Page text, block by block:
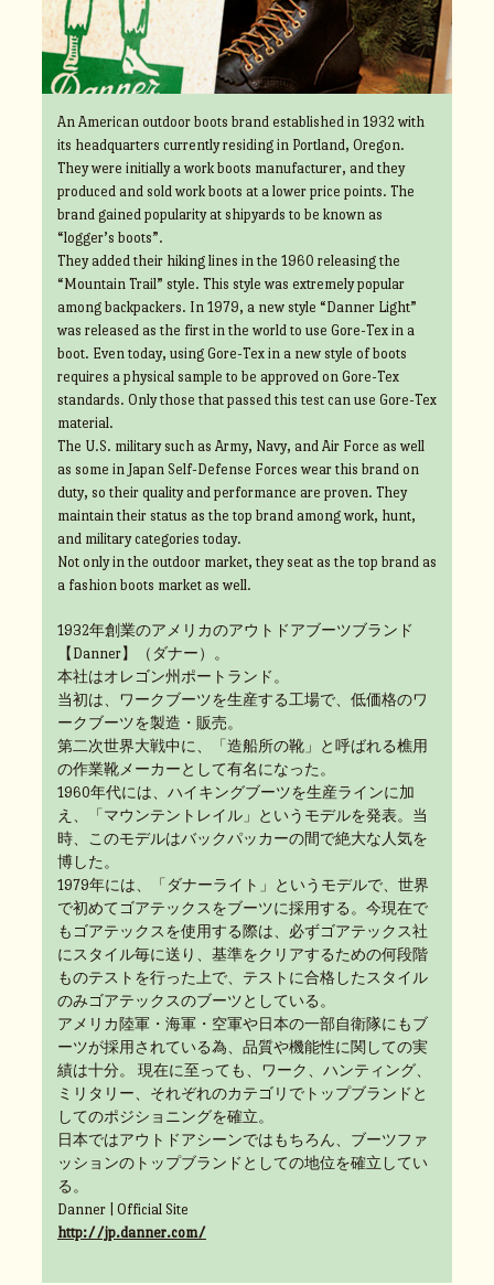
An American outdoor boots brand established in 1932 with
its headquarters currently residing in Portland, Oregon.
They were initially a work boots manufacturer, and they
produced and sold work boots at a lower price points. The
brand gained popularity at shipyards to be known as
“logger’s boots”.
They added their hiking lines in the 1960 releasing the
“Mountain Trail” style. This style was extremely popular
among backpackers. In 1979, a new style “Danner Light”
was released as the first in the world to use Gore-Tex in a
boot. Even today, using Gore-Tex in a new style of boots
requires a physical sample to be approved on Gore-Tex
standards. Only those that passed this test can use Gore-Tex
material.
The U.S. military such as Army, Navy, and Air Force as well
as some in Japan Self-Defense Forces wear this brand on
duty, so their quality and performance are proven. They
maintain their status as the top brand among work, hunt,
and military categories today.
Not only in the outdoor market, they seat as the top brand as
a fashion boots market as well.
1932年創業のアメリカのアウトドアブーツブランド
【Danner】（ダナー）。
本社はオレゴン州ポートランド。
当初は、ワークブーツを生産する工場で、低価格のワ
ークブーツを製造・販売。
第二次世界大戦中に、「造船所の靴」と呼ばれる樵用
の作業靴メーカーとして有名になった。
1960年代には、ハイキングブーツを生産ラインに加
え、「マウンテントレイル」というモデルを発表。当
時、このモデルはバックパッカーの間で絶大な人気を
博した。
1979年には、「ダナーライト」というモデルで、世界
で初めてゴアテックスをブーツに採用する。今現在で
もゴアテックスを使用する際は、必ずゴアテックス社
にスタイル毎に送り、基準をクリアするための何段階
ものテストを行った上で、テストに合格したスタイル
のみゴアテックスのブーツとしている。
アメリカ陸軍・海軍・空軍や日本の一部自衛隊にもブ
ーツが採用されている為、品質や機能性に関しての実
績は十分。 現在に至っても、ワーク、ハンティング、
ミリタリー、それぞれのカテゴリでトップブランドと
してのポジショニングを確立。
日本ではアウトドアシーンではもちろん、ブーツファ
ッションのトップブランドとしての地位を確立してい
る。
Danner | Official Site
http://jp.danner.com/